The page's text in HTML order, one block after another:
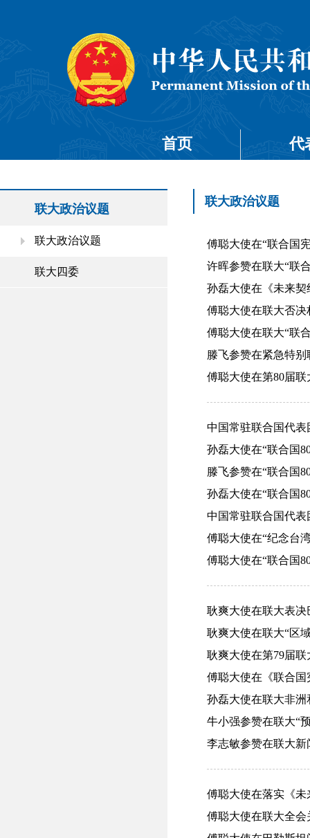
首页 代
联大政治议题
联大政治议题
联大四委
联大政治议题
傅聪大使在“联合国
许晖参赞在联大“联
孙磊大使在《未来契
傅聪大使在联大否决
傅聪大使在联大“联
滕飞参赞在紧急特别
傅聪大使在第80届
中国常驻联合国代表
孙磊大使在“联合国
滕飞参赞在“联合国
孙磊大使在“联合国
中国常驻联合国代表
傅聪大使在“纪念台
傅聪大使在“联合国
耿爽大使在联大表决
耿爽大使在联大“区
耿爽大使在第79届联
傅聪大使在《联合国
孙磊大使在联大非洲
牛小强参赞在联大“
李志敏参赞在联大新
傅聪大使在落实《未
傅聪大使在联大全